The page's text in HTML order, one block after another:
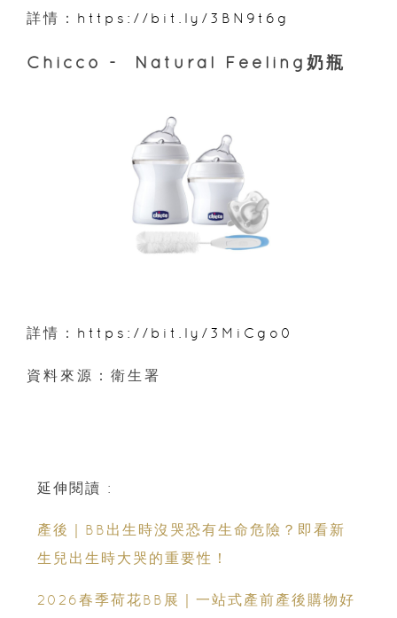
詳情： https://bit.ly/3BN9t6g
Chicco - Natural Feeling奶瓶
詳情： https://bit.ly/3MiCgo0
資料來源：衛生署
延伸閱讀 :
產後｜BB出生時沒哭恐有生命危險？即看新
生兒出生時大哭的重要性！
2026春季荷花BB展｜一站式產前產後購物好